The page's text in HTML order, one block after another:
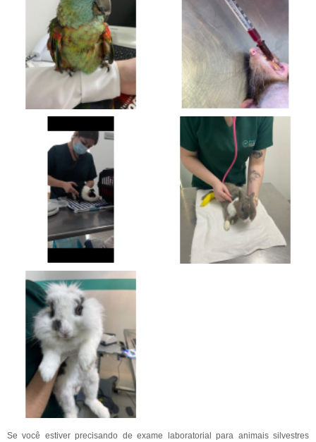
Se você estiver precisando de exame laboratorial para animais silvestres